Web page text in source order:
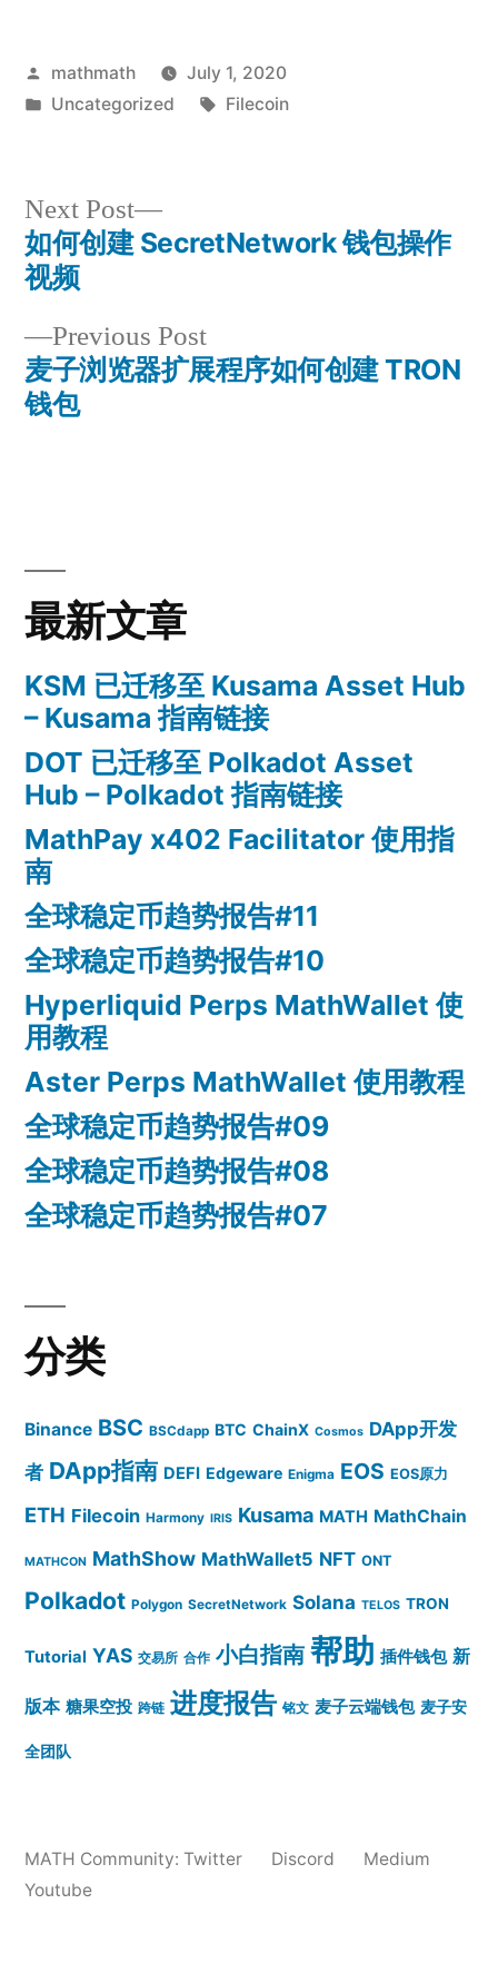
Posted
by
mathmath
July 1, 2020
Posted
Uncategorized Tags:
Filecoin
Post
navigation
Previous PostPrevious
post:
麦子浏览器扩展程序如何创建 TRON
钱包
Next Post
Next
post:
如何创建 SecretNetwork 钱包操作
视频
最新文章
KSM 已迁移至 Kusama Asset Hub
– Kusama 指南链接
DOT 已迁移至 Polkadot Asset
Hub – Polkadot 指南链接
MathPay x402 Facilitator 使用指
南
全球稳定币趋势报告#11
全球稳定币趋势报告#10
Hyperliquid Perps MathWallet 使
用教程
Aster Perps MathWallet 使用教程
全球稳定币趋势报告#09
全球稳定币趋势报告#08
全球稳定币趋势报告#07
分类
Binance BSC BSCdapp BTC ChainX Cosmos DApp开发
者 DApp指南 DEFI Edgeware Enigma EOS EOS原力
ETH Filecoin Harmony IRIS Kusama MATH MathChain
MATHCON MathShow MathWallet5 NFT ONT
Polkadot Polygon SecretNetwork Solana TELOS TRON
Tutorial YAS 交易所 合作 小白指南 帮助 插件钱包 新
版本 糖果空投 跨链 进度报告 铭文 麦子云端钱包 麦子安
全团队
MATH Community: Twitter Discord
Medium
Youtube